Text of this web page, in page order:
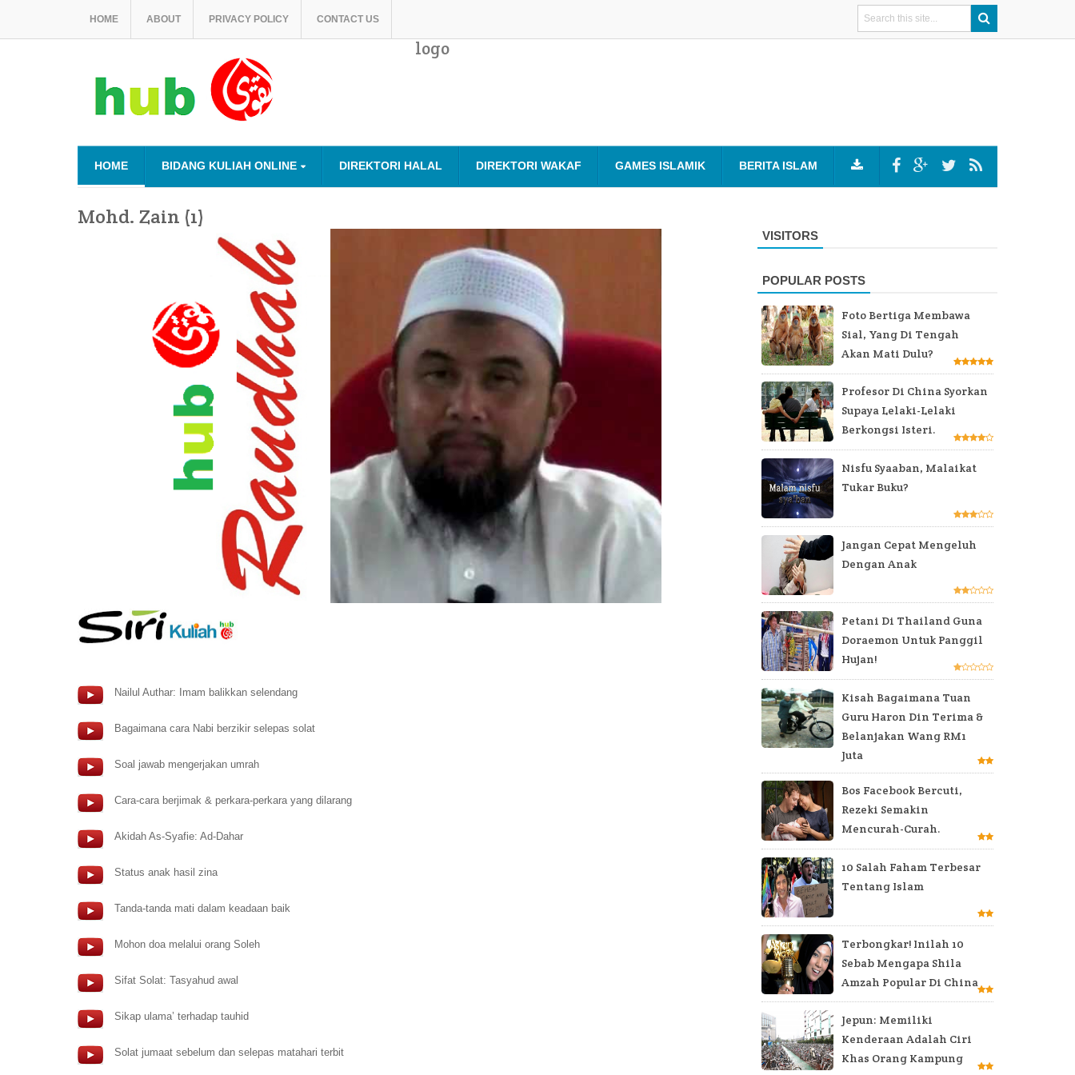
HOME ABOUT PRIVACY POLICY CONTACT US
logo
HOME BIDANG KULIAH ONLINE DIREKTORI HALAL DIREKTORI WAKAF GAMES ISLAMIK BERITA ISLAM
Mohd. Zain (1)
Nailul Authar: Imam balikkan selendang
Bagaimana cara Nabi berzikir selepas solat
Soal jawab mengerjakan umrah
Cara-cara berjimak & perkara-perkara yang dilarang
Akidah As-Syafie: Ad-Dahar
Status anak hasil zina
Tanda-tanda mati dalam keadaan baik
Mohon doa melalui orang Soleh
Sifat Solat: Tasyahud awal
Sikap ulama’ terhadap tauhid
Solat jumaat sebelum dan selepas matahari terbit
VISITORS
POPULAR POSTS
Foto Bertiga Membawa
Sial, Yang Di Tengah
Akan Mati Dulu?
Profesor Di China Syorkan
Supaya Lelaki-Lelaki
Berkongsi Isteri.
Nisfu Syaaban, Malaikat
Tukar Buku?
Jangan Cepat Mengeluh
Dengan Anak
Petani Di Thailand Guna
Doraemon Untuk Panggil
Hujan!
Kisah Bagaimana Tuan
Guru Haron Din Terima &
Belanjakan Wang RM1
Juta
Bos Facebook Bercuti,
Rezeki Semakin
Mencurah-Curah.
10 Salah Faham Terbesar
Tentang Islam
Terbongkar! Inilah 10
Sebab Mengapa Shila
Amzah Popular Di China
Jepun: Memiliki
Kenderaan Adalah Ciri
Khas Orang Kampung